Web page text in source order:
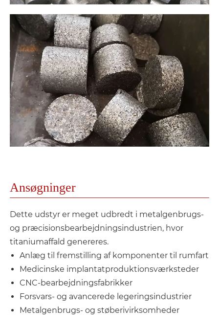
Ansøgninger
Dette udstyr er meget udbredt i metalgenbrugs-
og præcisionsbearbejdningsindustrien, hvor
titaniumaffald genereres.
Anlæg til fremstilling af komponenter til rumfart
Medicinske implantatproduktionsværksteder
CNC-bearbejdningsfabrikker
Forsvars- og avancerede legeringsindustrier
Metalgenbrugs- og støberivirksomheder